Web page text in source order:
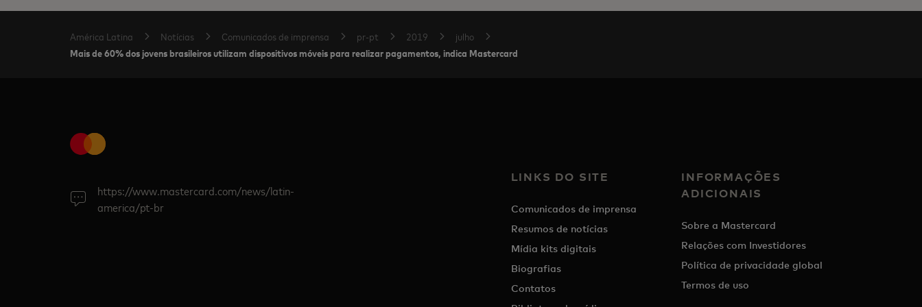
América Latina Notícias Comunicados de imprensa pr-pt 2019 julho
Mais de 60% dos jovens brasileiros utilizam dispositivos móveis para realizar pagamentos, indica Mastercard
https://www.mastercard.com/news/latin-
america/pt-br
LINKS DO SITE
Comunicados de imprensa
Resumos de notícias
Mídia kits digitais
Biografias
Contatos
INFORMAÇÕES
ADICIONAIS
Sobre a Mastercard
Relações com Investidores
Política de privacidade global
Termos de uso